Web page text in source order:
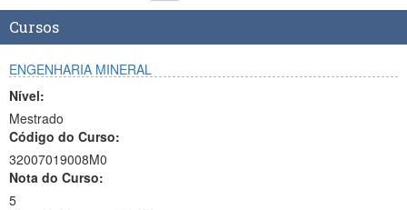
Cursos
ENGENHARIA MINERAL
Nível:
Mestrado
Código do Curso:
32007019008M0
Nota do Curso:
5